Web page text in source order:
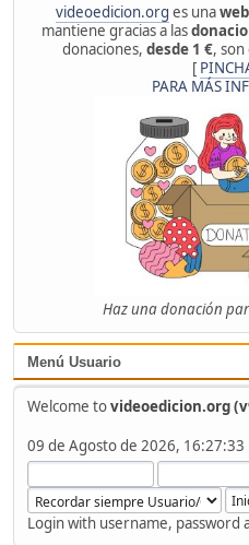
videoedicion.org es una
mantiene gracias a las
donaciones, desde 1 €, son
[
PARA MÁS
Haz una donación
Menú Usuario
Welcome tovideoedicion.org
09 de Agosto de 2026, 16:27:33
Login with username, password